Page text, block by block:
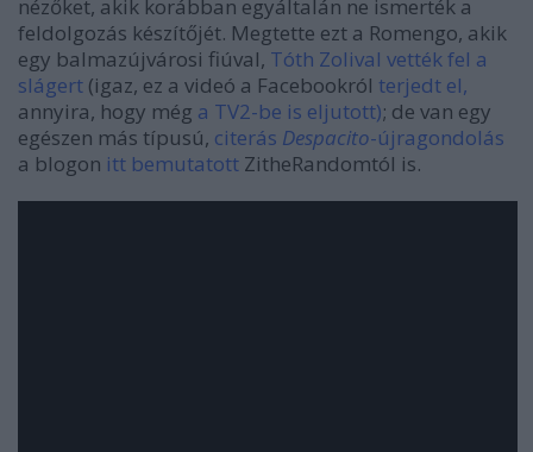
nézőket, akik korábban egyáltalán ne ismerték a
feldolgozás készítőjét. Megtette ezt a Romengo, akik
egy balmazújvárosi fiúval, Tóth Zolival vették fel a
slágert (igaz, ez a videó a Facebookról terjedt el,
annyira, hogy még a TV2-be is eljutott); de van egy
egészen más típusú, citerás Despacito-újragondolás
a blogon itt bemutatott ZitheRandomtól is.